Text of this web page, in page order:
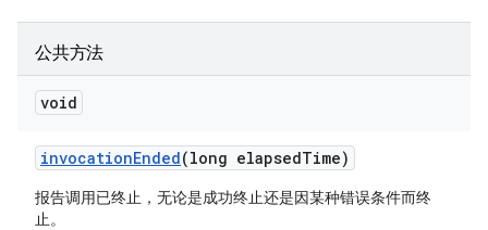
公共方法
void
invocationEnded(long elapsedTime)
报告调用已终止，无论是成功终止还是因某种错误条件而终
止。